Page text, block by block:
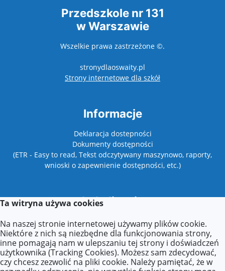
Przedszkole nr 131
w Warszawie
Wszelkie prawa zastrzeżone ©.
stronydlaoswaity.pl
Strony internetowe dla szkółotwiera się w
Informacje
Deklaracja dostepności
Dokumenty dostępności
(ETR - Easy to read, Tekst odczytywany maszynowo, raporty,
wnioski o zapewnienie dostępności, etc.)
Lokalizacja
ul. Sierpecka 9a
01-589 Warszawa
Kontakt
Ta witryna używa cookies
Na naszej stronie internetowej używamy plików cookie.
Niektóre z nich są niezbędne dla funkcjonowania strony,
inne pomagają nam w ulepszaniu tej strony i doświadczeń
użytkownika (Tracking Cookies). Możesz sam zdecydować,
czy chcesz zezwolić na pliki cookie. Należy pamiętać, że w